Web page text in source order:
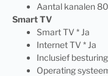
Aantal kanalen
Smart TV
Smart TV * Ja
Internet TV * Ja
Inclusief
Operating